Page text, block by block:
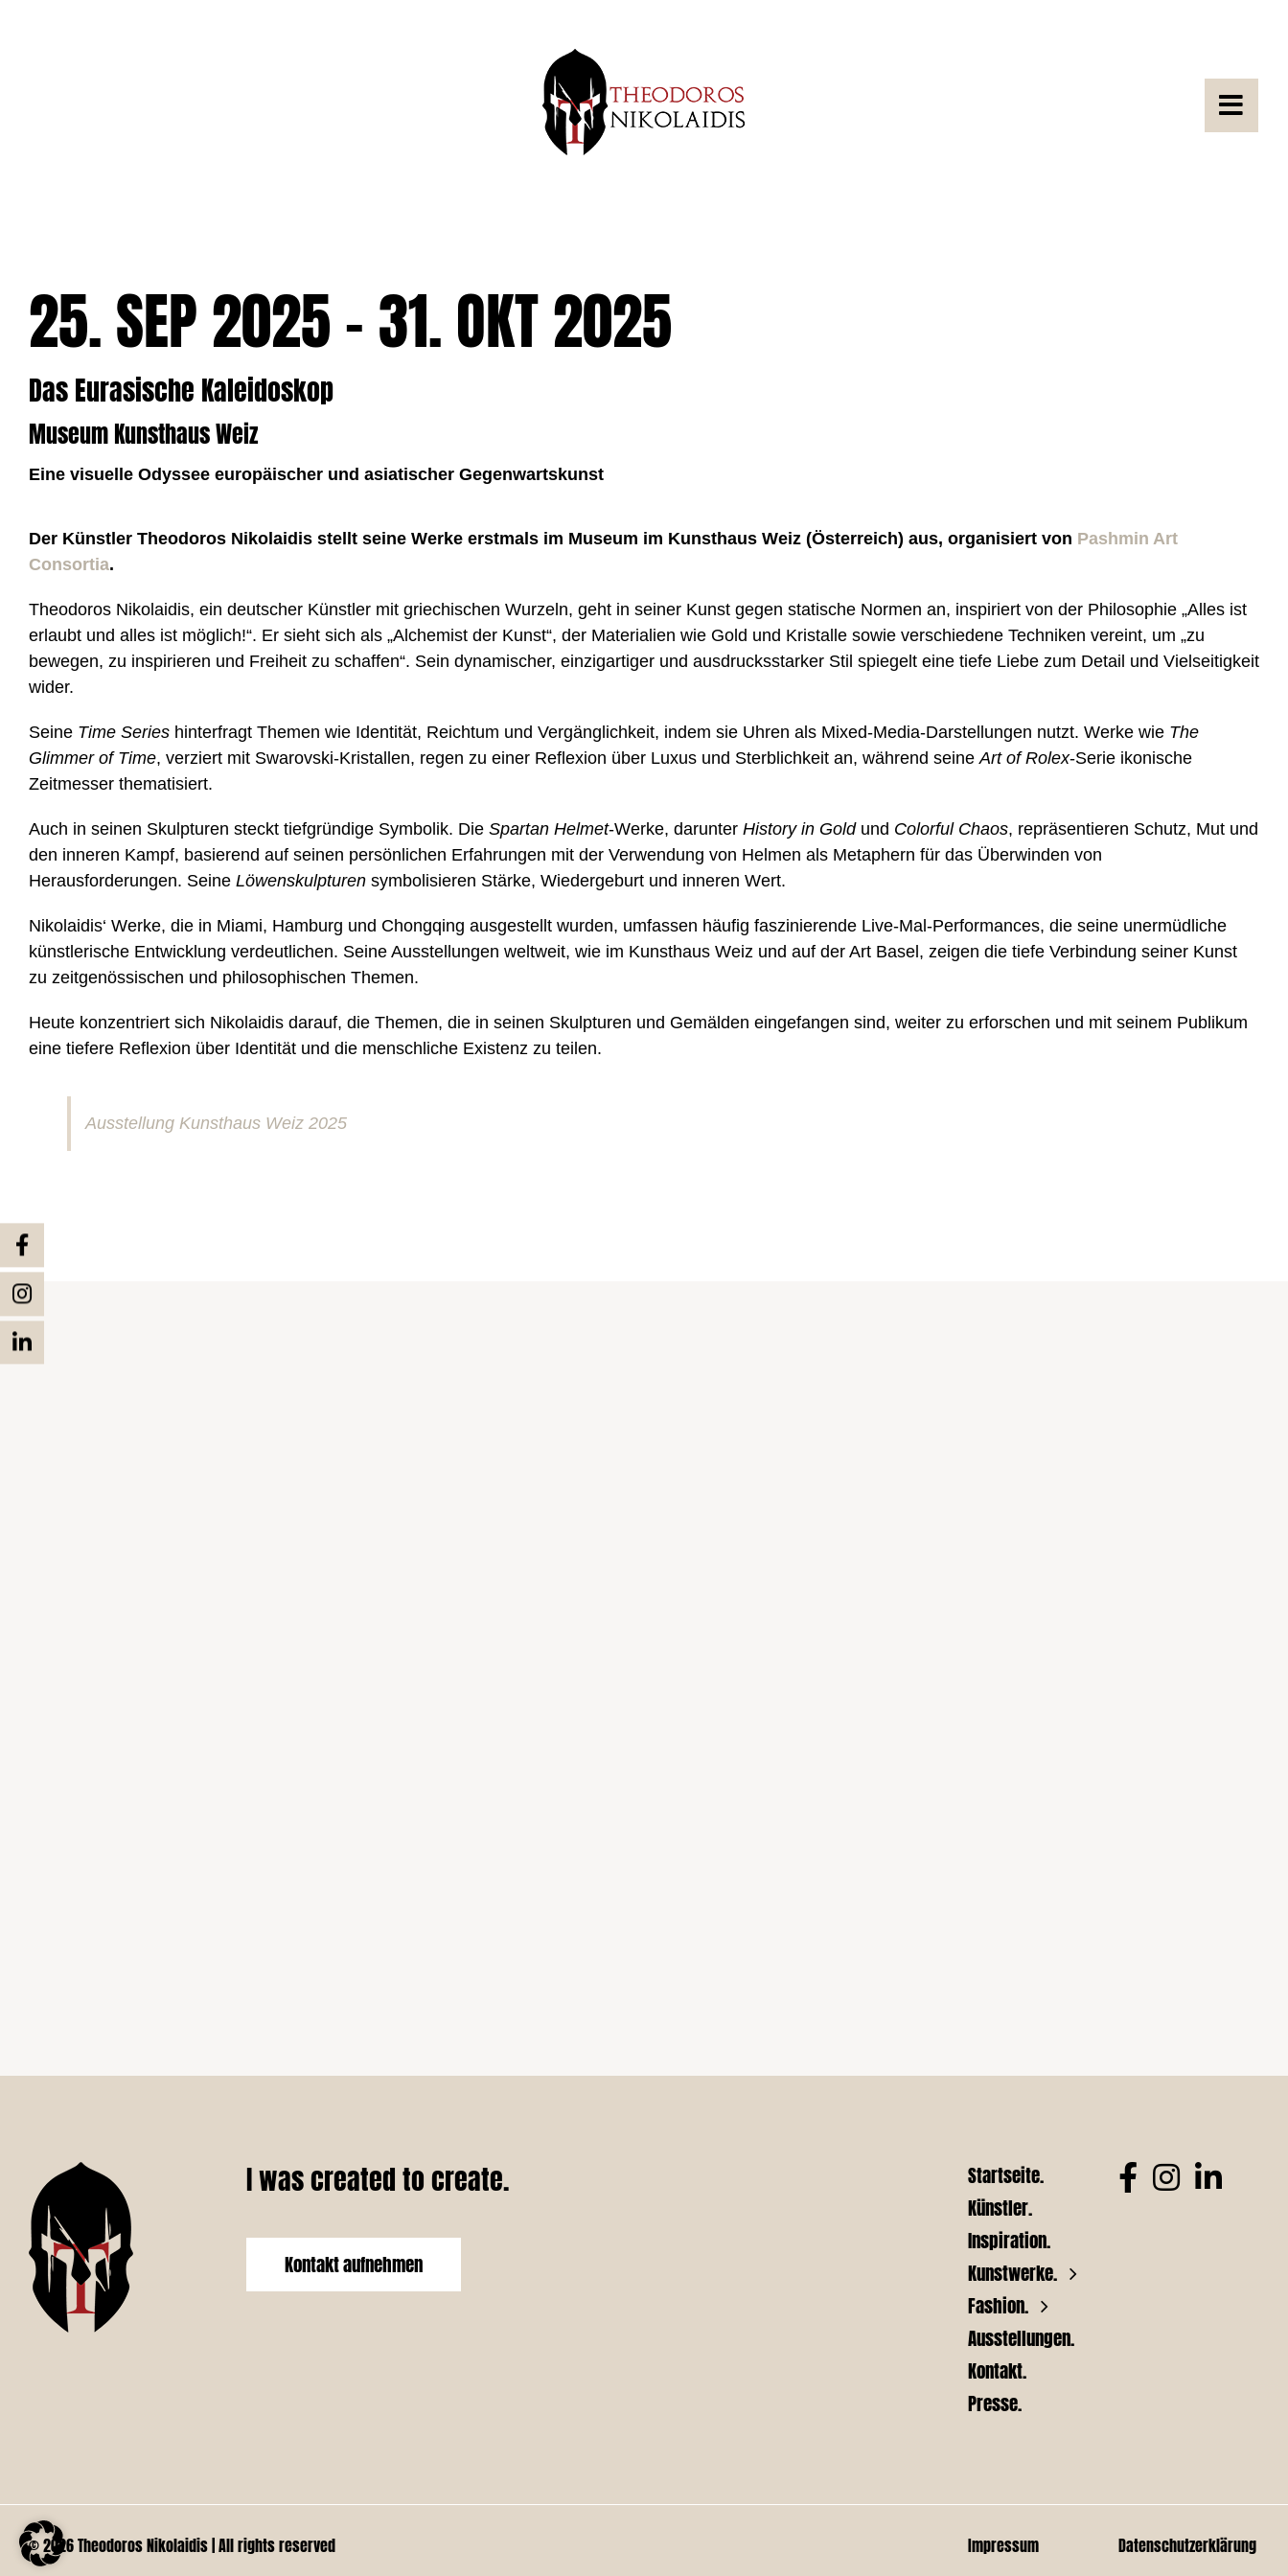
25. SEP 2025 – 31. OKT 2025
Das Eurasische Kaleidoskop
Museum Kunsthaus Weiz
Eine visuelle Odyssee europäischer und asiatischer Gegenwartskunst
Der Künstler Theodoros Nikolaidis stellt seine Werke erstmals im Museum im Kunsthaus Weiz (Österreich) aus, organisiert von Pashmin Art
Consortia.
Theodoros Nikolaidis, ein deutscher Künstler mit griechischen Wurzeln, geht in seiner Kunst gegen statische Normen an, inspiriert von der Philosophie „Alles ist
erlaubt und alles ist möglich!“. Er sieht sich als „Alchemist der Kunst“, der Materialien wie Gold und Kristalle sowie verschiedene Techniken vereint, um „zu
bewegen, zu inspirieren und Freiheit zu schaffen“. Sein dynamischer, einzigartiger und ausdrucksstarker Stil spiegelt eine tiefe Liebe zum Detail und Vielseitigkeit
wider.
Seine Time Series hinterfragt Themen wie Identität, Reichtum und Vergänglichkeit, indem sie Uhren als Mixed-Media-Darstellungen nutzt. Werke wie The
Glimmer of Time, verziert mit Swarovski-Kristallen, regen zu einer Reflexion über Luxus und Sterblichkeit an, während seineArt of Rolex-Serie ikonische
Zeitmesser thematisiert.
Auch in seinen Skulpturen steckt tiefgründige Symbolik. Die Spartan Helmet-Werke, darunter History in Goldund Colorful Chaos, repräsentieren Schutz, Mut und
den inneren Kampf, basierend auf seinen persönlichen Erfahrungen mit der Verwendung von Helmen als Metaphern für das Überwinden von
Herausforderungen. Seine Löwenskulpturen symbolisieren Stärke, Wiedergeburt und inneren Wert.
Nikolaidis‘ Werke, die in Miami, Hamburg und Chongqing ausgestellt wurden, umfassen häufig faszinierende Live-Mal-Performances, die seine unermüdliche
künstlerische Entwicklung verdeutlichen. Seine Ausstellungen weltweit, wie im Kunsthaus Weiz und auf der Art Basel, zeigen die tiefe Verbindung seiner Kunst
zu zeitgenössischen und philosophischen Themen.
Heute konzentriert sich Nikolaidis darauf, die Themen, die in seinen Skulpturen und Gemälden eingefangen sind, weiter zu erforschen und mit seinem Publikum
eine tiefere Reflexion über Identität und die menschliche Existenz zu teilen.
Ausstellung Kunsthaus Weiz 2025
I was created to create.
Kontakt aufnehmen
Startseite.
Künstler.
Inspiration.
Kunstwerke.
Fashion.
Ausstellungen.
Kontakt.
Presse.
© 2026 Theodoros Nikolaidis | All rights reserved Impressum Datenschutzerklärung